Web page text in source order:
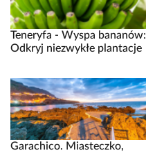
Teneryfa - Wyspa bananów:
Odkryj niezwykłe plantacje
Garachico. Miasteczko,